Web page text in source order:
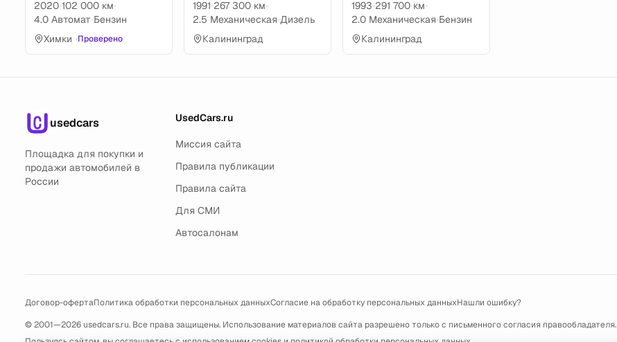
2020•102 000 км•
4.0 Автомат•Бензин
Химки •Проверено
1991•267 300 км•
2.5 Механическая•Дизель
Калининград
1993•291 700 км•
2.0 Механическая•Бензин
Калининград
usedcars
Площадка для покупки и
продажи автомобилей в
России
UsedCars.ru
Миссия сайта
Правила публикации
Правила сайта
Для СМИ
Автосалонам
Договор-офертаПолитика обработки персональных данныхСогласие на обработку персональных данныхНашли ошибку?
© 2001—2026 usedcars.ru. Все права защищены. Использование материалов сайта разрешено только с письменного согласия правообладателя.